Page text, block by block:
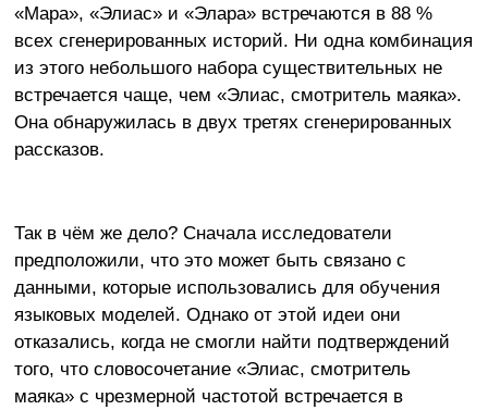
«Мара», «Элиас» и «Элара» встречаются в 88 %
всех сгенерированных историй. Ни одна комбинация
из этого небольшого набора существительных не
встречается чаще, чем «Элиас, смотритель маяка».
Она обнаружилась в двух третях сгенерированных
рассказов.
Так в чём же дело? Сначала исследователи
предположили, что это может быть связано с
данными, которые использовались для обучения
языковых моделей. Однако от этой идеи они
отказались, когда не смогли найти подтверждений
того, что словосочетание «Элиас, смотритель
маяка» с чрезмерной частотой встречается в